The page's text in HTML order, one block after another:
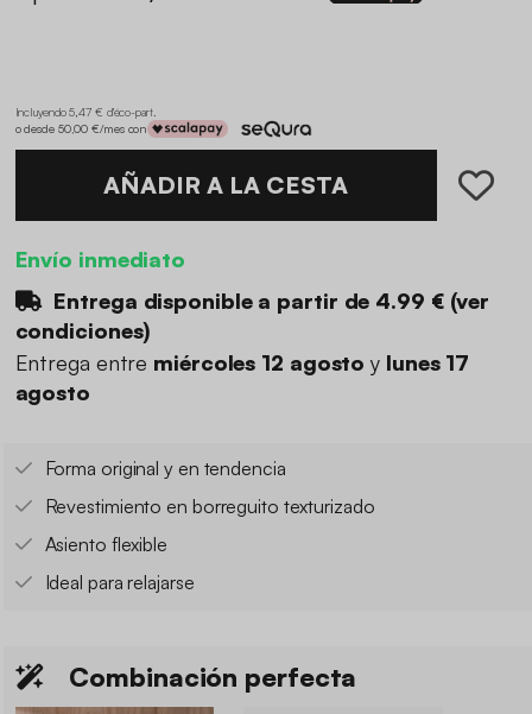
Incluyendo 5,47 € d'éco-part.
o desde 50,00 €/mes con
AÑADIR A LA CESTA
Envío inmediato
Entrega disponible a partir de 4.99 €(ver
condiciones)
Entrega entre miércoles 12 agostoy lunes 17
agosto
Forma original y en tendencia
Revestimiento en borreguito texturizado
Asiento flexible
Ideal para relajarse
Combinación perfecta